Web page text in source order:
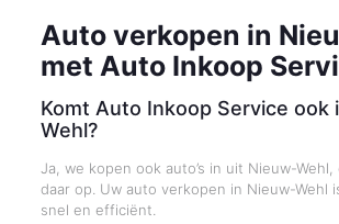
Auto verkopen in
met Auto Inkoop
Komt Auto Inkoop Service ook
Wehl?
Ja, we kopen ook auto’s in uit Nieuw-
daar op. Uw auto verkopen in Nieuw-Wehl
snel en efficiënt.